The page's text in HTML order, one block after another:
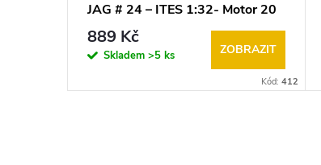
JAG # 24 – ITES 1:32- Motor 20
000ot. -model SRC (Slot Racing
Car)
889 Kč
Skladem >5 ks ZOBRAZIT
Kód: 412